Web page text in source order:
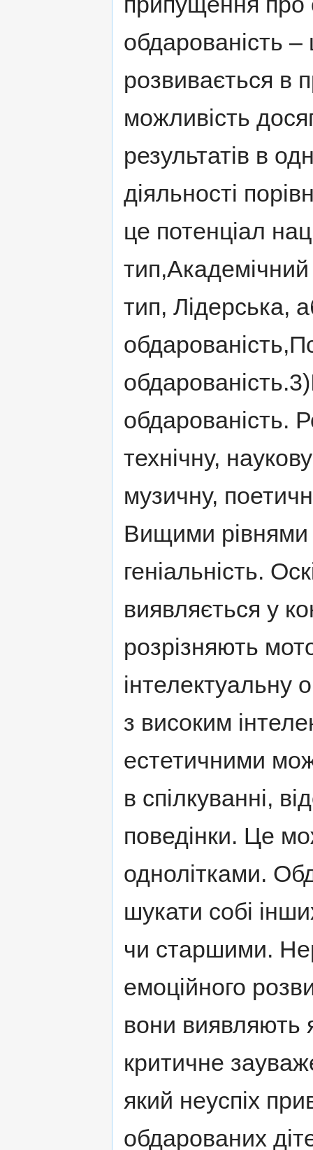
обдарованість
розвивається в
можливість
результатів в
діяльності
це потенціал
тип, Лідерська,
обдарованість.
технічну,
музичну,
Вищими рівнями
геніальність.
виявляється у
розрізняють
інтелектуальну
з високим
естетичними
в спілкуванні,
поведінки. Це
однолітками.
шукати собі
чи старшими.
емоційного
вони виявляють
критичне
який неуспіх
обдарованих